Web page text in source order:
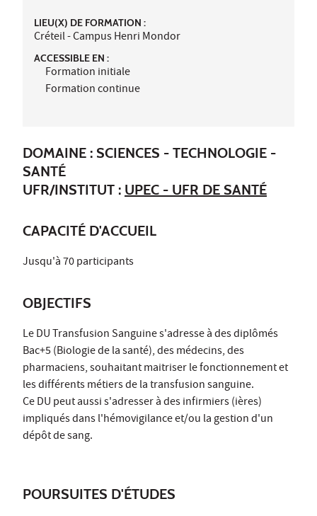
LIEU(X) DE FORMATION :
Créteil - Campus Henri Mondor
ACCESSIBLE EN :
Formation initiale
Formation continue
DOMAINE : SCIENCES - TECHNOLOGIE -
SANTÉ
UFR/INSTITUT : UPEC - UFR DE SANTÉ
CAPACITÉ D'ACCUEIL
Jusqu'à 70 participants
OBJECTIFS
Le DU Transfusion Sanguine s'adresse à des diplômés
Bac+5 (Biologie de la santé), des médecins, des
pharmaciens, souhaitant maitriser le fonctionnement et
les différents métiers de la transfusion sanguine.
Ce DU peut aussi s'adresser à des infirmiers (ières)
impliqués dans l'hémovigilance et/ou la gestion d'un
dépôt de sang.
POURSUITES D'ÉTUDES